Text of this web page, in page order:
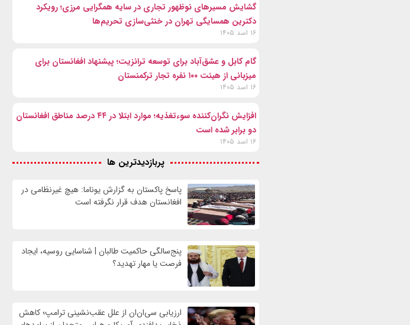
گشایش مسیرهای نوظهور تجاری در سایه همگرایی مرزی؛ رویکرد
دکترین همسایگی تهران در خنثی‌سازی تحریم‌ها
۱۶ اسد ۱۴۰۵
گام کابل و عشق‌آباد برای توسعه ترانزیت؛ پیشنهاد افغانستان برای
میزبانی از هیئت ۱۰۰ نفره تجار ترکمنستان
۱۶ اسد ۱۴۰۵
افزایش نگران‌کننده سوءتغذیه؛ موارد ابتلا در ۴۴ درصد مناطق افغانستان
دو برابر شده است
۱۶ اسد ۱۴۰۵
پربازدیدترین ها
پاسخ پاکستان به گزارش یوناما: هیچ غیرنظامی در
افغانستان هدف قرار نگرفته است
پنج‌سالگی حاکمیت طالبان | شناسایی روسیه، ایجاد
فرصت‌ یا مهار تهدید؟
ارزیابی سی‌ان‌ان از علل عقب‌نشینی ترامپ؛ کاهش